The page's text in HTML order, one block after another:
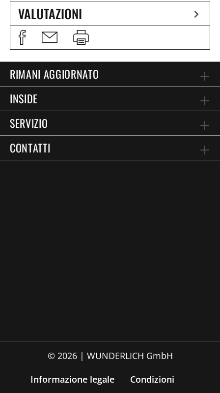
VALUTAZIONI
RIMANI AGGIORNATO
INSIDE
SERVIZIO
CONTATTI
© 2026 | WUNDERLICH GmbH
Informazione legale
Condizioni